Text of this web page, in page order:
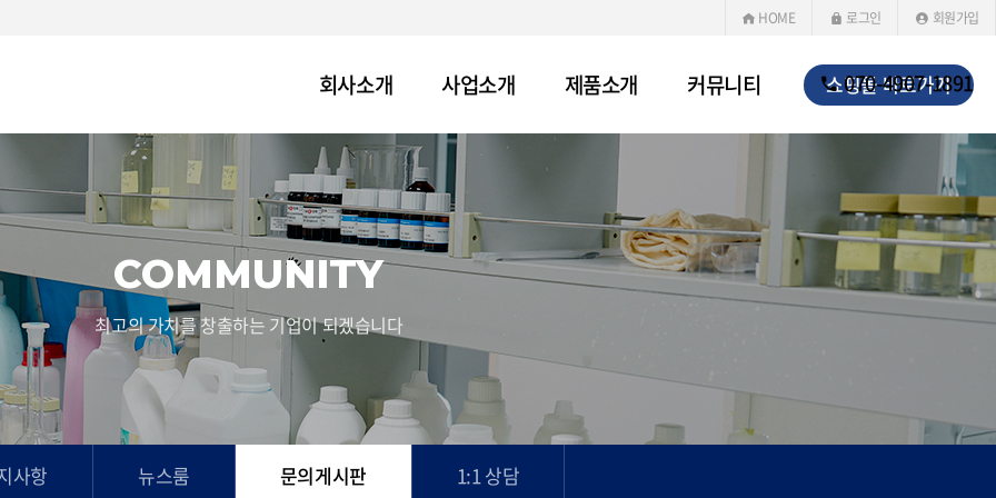
HOME 로그인 회원가입
회사소개 사업소개 제품소개 커뮤니티 쇼핑몰 바로가기
070-4907-1891
COMMUNITY
최고의 가치를 창출하는 기업이 되겠습니다
사항 뉴스룸 문의게시판 1:1 상담